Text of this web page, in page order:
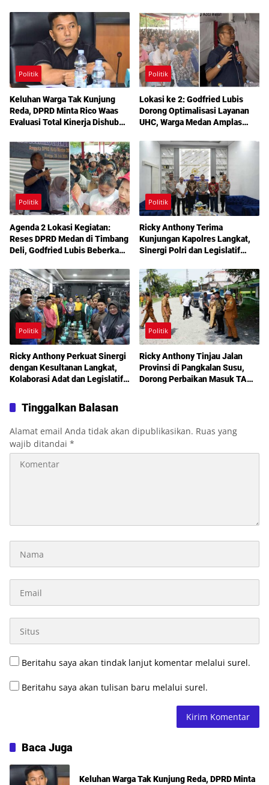
Politik
Keluhan Warga Tak Kunjung
Reda, DPRD Minta Rico Waas
Evaluasi Total Kinerja Dishub
Politik
Lokasi ke 2: Godfried Lubis
Dorong Optimalisasi Layanan
UHC, Warga Medan Amplas
Berobat Gratis Bermodal KTP
Politik
Agenda 2 Lokasi Kegiatan:
Reses DPRD Medan di Timbang
Deli, Godfried Lubis Beberkan
Layanan Kesehatan Gratis
Politik
Ricky Anthony Terima
Kunjungan Kapolres Langkat,
Sinergi Polri dan Legislatif
Politik
Ricky Anthony Perkuat Sinergi
dengan Kesultanan Langkat,
Kolaborasi Adat dan Legislatif
Politik
Ricky Anthony Tinjau Jalan
Provinsi di Pangkalan Susu,
Dorong Perbaikan Masuk TA
Tinggalkan Balasan
Alamat email Anda tidak akan dipublikasikan. Ruas yang
wajib ditandai *
Beritahu saya akan tindak lanjut komentar melalui surel.
Beritahu saya akan tulisan baru melalui surel.
Baca Juga
Keluhan Warga Tak Kunjung Reda, DPRD Minta